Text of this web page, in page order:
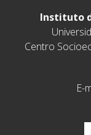
Instituto
Centro
E-